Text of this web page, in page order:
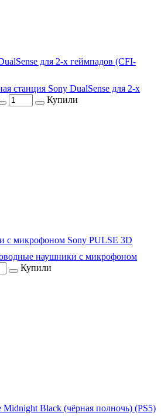
для 2-х геймпадов (CFI-
станция Sony DualSense для 2-х
Купили
с микрофоном Sony PULSE 3D
наушники с микрофоном
Купили
Midnight Black (чёрная полночь) (PS5)